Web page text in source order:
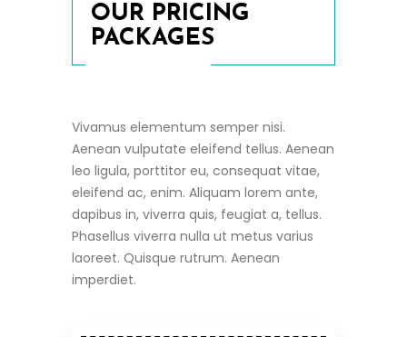
OUR PRICING
PACKAGES
Vivamus elementum semper nisi.
Aenean vulputate eleifend tellus. Aenean
leo ligula, porttitor eu, consequat vitae,
eleifend ac, enim. Aliquam lorem ante,
dapibus in, viverra quis, feugiat a, tellus.
Phasellus viverra nulla ut metus varius
laoreet. Quisque rutrum. Aenean
imperdiet.